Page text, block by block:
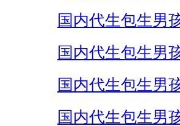
国内代生包生男
国内代生包生男
国内代生包生男
国内代生包生男